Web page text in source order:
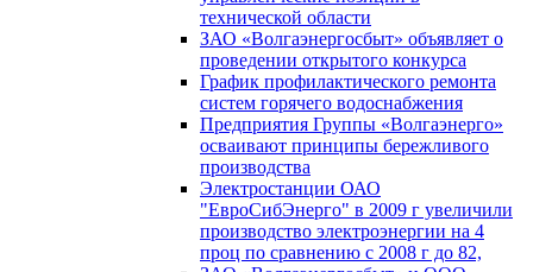
технической области
ЗАО «Волгаэнергосбыт» объявляет о
проведении открытого конкурса
График профилактического ремонта
систем горячего водоснабжения
Предприятия Группы «Волгаэнерго»
осваивают принципы бережливого
производства
Электростанции ОАО
"ЕвроСибЭнерго" в 2009 г увеличили
производство электроэнергии на 4
проц по сравнению с 2008 г до 82,